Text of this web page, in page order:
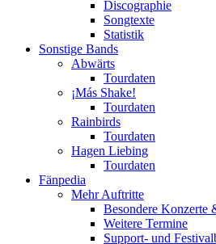
Discographie
Songtexte
Statistik
Sonstige Bands
Abwärts
Tourdaten
¡Más Shake!
Tourdaten
Rainbirds
Tourdaten
Hagen Liebing
Tourdaten
Fänpedia
Mehr Auftritte
Besondere Konzerte
Weitere Termine
Support- und